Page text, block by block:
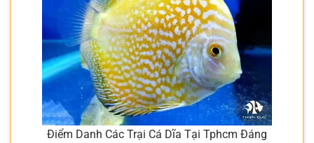
Điểm Danh Các Trại Cá Dĩa Tại Tphcm Đáng